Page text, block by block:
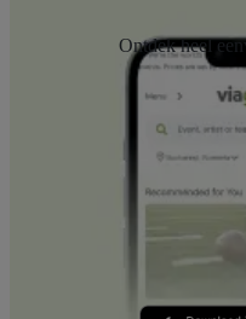
Ontdek heel